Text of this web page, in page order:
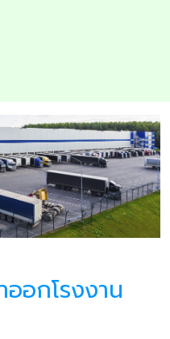
ออกโรงงาน